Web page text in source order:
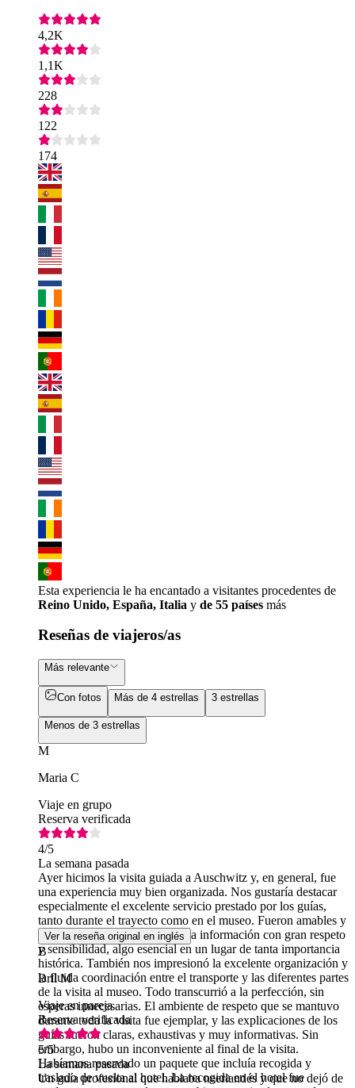
4,2K
1,1K
228
122
174
Esta experiencia le ha encantado a visitantes procedentes de
Reino Unido, España, Italia y de 55 países más
Reseñas de viajeros/as
Más relevante
Con fotos Más de 4 estrellas 3 estrellas
Menos de 3 estrellas
M
Maria C
Viaje en grupo
Reserva verificada
4/5
La semana pasada
Ayer hicimos la visita guiada a Auschwitz y, en general, fue
una experiencia muy bien organizada. Nos gustaría destacar
especialmente el excelente servicio prestado por los guías,
tanto durante el trayecto como en el museo. Fueron amables y
profesionales, y transmitieron la información con gran respeto
y sensibilidad, algo esencial en un lugar de tanta importancia
histórica. También nos impresionó la excelente organización y
la fluida coordinación entre el transporte y las diferentes partes
de la visita al museo. Todo transcurrió a la perfección, sin
esperas innecesarias. El ambiente de respeto que se mantuvo
durante toda la visita fue ejemplar, y las explicaciones de los
guías fueron claras, exhaustivas y muy informativas. Sin
embargo, hubo un inconveniente al final de la visita.
Habíamos reservado un paquete que incluía recogida y
traslado de vuelta al hotel. La recogida en el hotel fue
Ver la reseña original en inglés
B
Bril M
Viaje en pareja
Reserva verificada
5/5
La semana pasada
Un guía profesional que hablaba neerlandés y que no dejó de